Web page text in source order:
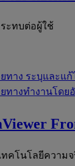
ะทบต่อผู้ใช้
ทาง ระบุและแ
ทางทำงานโดย
คโนโลยีความ